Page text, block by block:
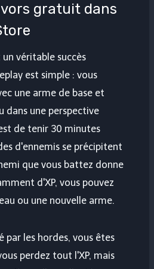
gratuit dans
véritable succès
est simple : vous
une arme de base et
dans une perspective
de tenir 30 minutes
d'ennemis se précipitent
que vous battez donne
d'XP, vous pouvez
ou une nouvelle arme.
par les hordes, vous êtes
perdez tout l'XP, mais